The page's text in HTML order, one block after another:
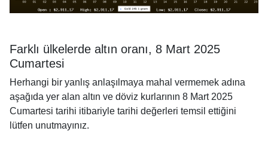
Farklı ülkelerde altın oranı, 8 Mart 2025
Cumartesi
Herhangi bir yanlış anlaşılmaya mahal vermemek adına
aşağıda yer alan altın ve döviz kurlarının 8 Mart 2025
Cumartesi tarihi itibariyle tarihi değerleri temsil ettiğini
lütfen unutmayınız.